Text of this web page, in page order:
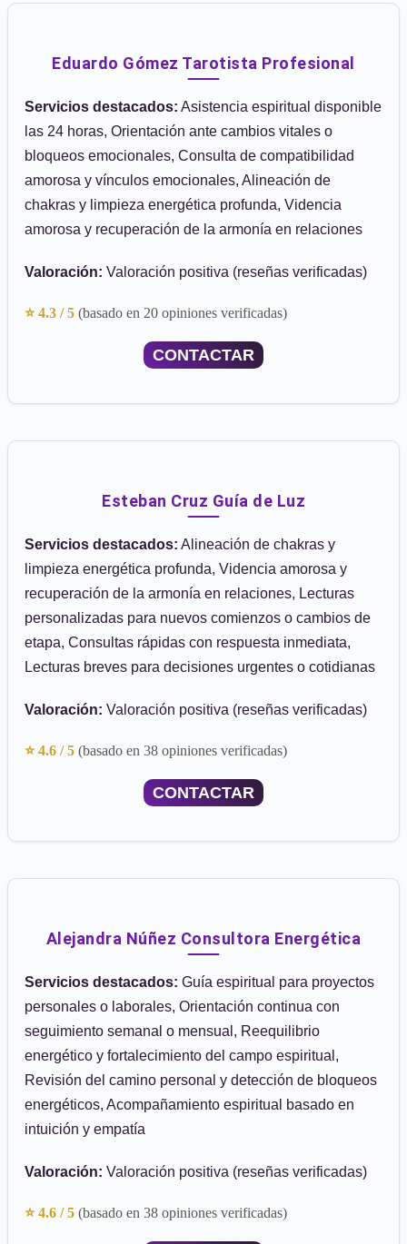
Eduardo Gómez Tarotista Profesional
Servicios destacados: Asistencia espiritual disponible
las 24 horas, Orientación ante cambios vitales o
bloqueos emocionales, Consulta de compatibilidad
amorosa y vínculos emocionales, Alineación de
chakras y limpieza energética profunda, Videncia
amorosa y recuperación de la armonía en relaciones
Valoración: Valoración positiva (reseñas verificadas)
⭐ 4.3 / 5 (basado en 20 opiniones verificadas)
CONTACTAR
Esteban Cruz Guía de Luz
Servicios destacados: Alineación de chakras y
limpieza energética profunda, Videncia amorosa y
recuperación de la armonía en relaciones, Lecturas
personalizadas para nuevos comienzos o cambios de
etapa, Consultas rápidas con respuesta inmediata,
Lecturas breves para decisiones urgentes o cotidianas
Valoración: Valoración positiva (reseñas verificadas)
⭐ 4.6 / 5 (basado en 38 opiniones verificadas)
CONTACTAR
Alejandra Núñez Consultora Energética
Servicios destacados: Guía espiritual para proyectos
personales o laborales, Orientación continua con
seguimiento semanal o mensual, Reequilibrio
energético y fortalecimiento del campo espiritual,
Revisión del camino personal y detección de bloqueos
energéticos, Acompañamiento espiritual basado en
intuición y empatía
Valoración: Valoración positiva (reseñas verificadas)
⭐ 4.6 / 5 (basado en 38 opiniones verificadas)